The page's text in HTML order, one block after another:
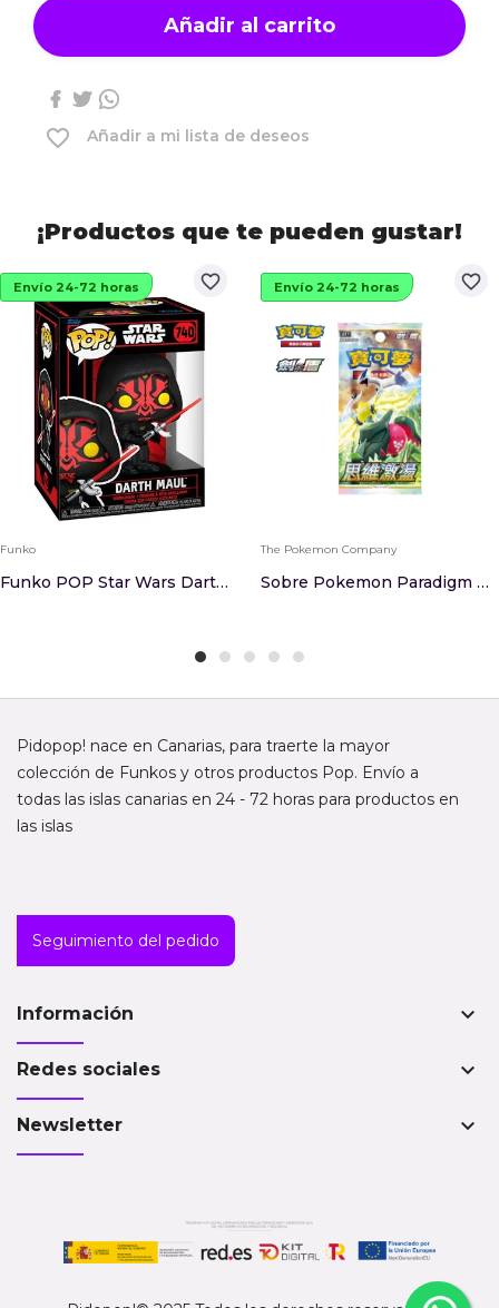
Añadir al carrito
favorite_border Añadir a mi lista de deseos
¡Productos que te pueden gustar!
favorite_border
Envío 24-72 horas
Funko
Funko POP Star Wars Darth Maul
favorite_border
Envío 24-72 horas
The Pokemon Company
Sobre Pokemon Paradigm Trigger Chino
Pidopop! nace en Canarias, para traerte la mayor
colección de Funkos y otros productos Pop. Envío a
todas las islas canarias en 24 - 72 horas para productos en
las islas
Seguimiento del pedido
Información keyboard_arrow_down
Redes sociales keyboard_arrow_down
Newsletter keyboard_arrow_down